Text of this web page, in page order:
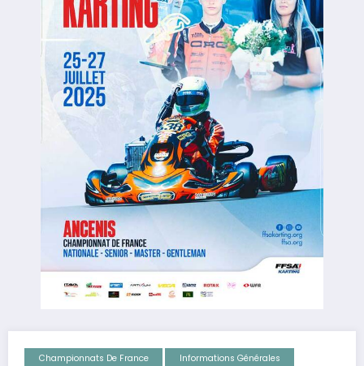
Championnats De France
Informations Générales